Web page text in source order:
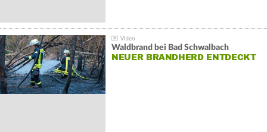
Waldbrand bei Bad Schwalbach
NEUER BRANDHERD ENTDECKT